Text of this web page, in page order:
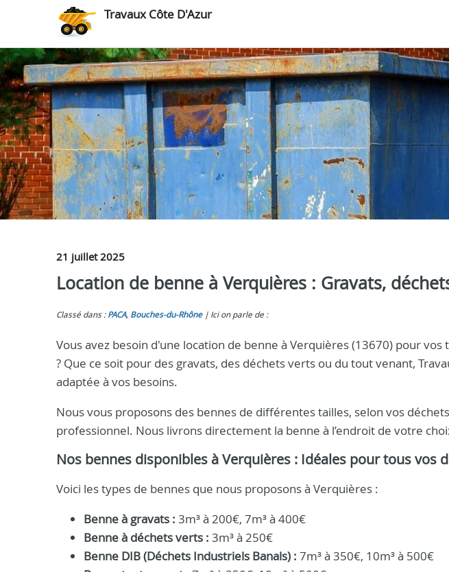
Travaux Côte D'Azur
21 juillet 2025
Location de benne à Verquières : Gravats,
Classé dans : PACA, Bouches-du-Rhône Ici on parle de :
Vous avez besoin d'une location de benne à Verquières (13670) pour
? Que ce soit pour des gravats, des déchets verts ou du tout venant,
adaptée à vos besoins.
Nous vous proposons des bennes de différentes tailles, selon vos
professionnel. Nous livrons directement la benne à l’endroit de votre
Nos bennes disponibles à Verquières : Idéales pour tous vos
Voici les types de bennes que nous proposons à Verquières :
Benne à gravats : 3m³ à 200€, 7m³ à 400€
Benne à déchets verts : 3m³ à 250€
Benne DIB (Déchets Industriels Banals) : 7m³ à 350€, 10m³ à 500€